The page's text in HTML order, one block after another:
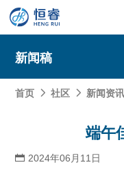
SOLIDWORKS研发
SOLIDWORKS 3D
多学科仿真
新闻稿
首页  社区  新闻资讯
端午
 2024年06月11日